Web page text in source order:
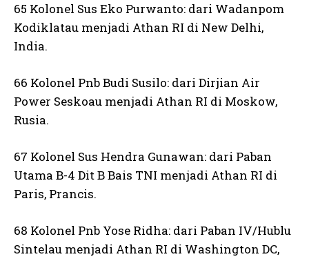
65 Kolonel Sus Eko Purwanto: dari Wadanpom
Kodiklatau menjadi Athan RI di New Delhi,
India.
66 Kolonel Pnb Budi Susilo: dari Dirjian Air
Power Seskoau menjadi Athan RI di Moskow,
Rusia.
67 Kolonel Sus Hendra Gunawan: dari Paban
Utama B-4 Dit B Bais TNI menjadi Athan RI di
Paris, Prancis.
68 Kolonel Pnb Yose Ridha: dari Paban IV/Hublu
Sintelau menjadi Athan RI di Washington DC,